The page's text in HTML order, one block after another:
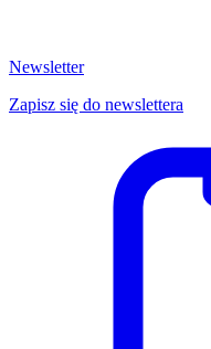
Newsletter
Zapisz się do newslettera